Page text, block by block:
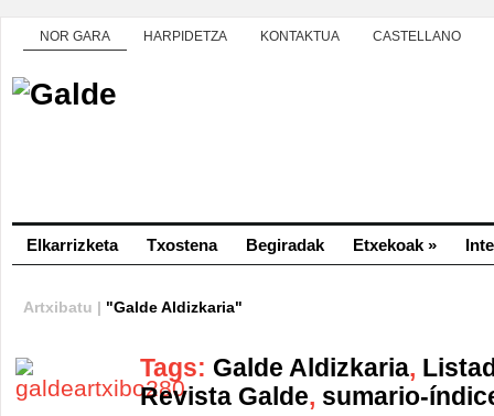
NOR GARA HARPIDETZA KONTAKTUA CASTELLANO
Elkarrizketa Txostena Begiradak Etxekoak »
Artxibatu | "Galde Aldizkaria"
Tags: Galde Aldizkaria,
Revista Galde, sumario-